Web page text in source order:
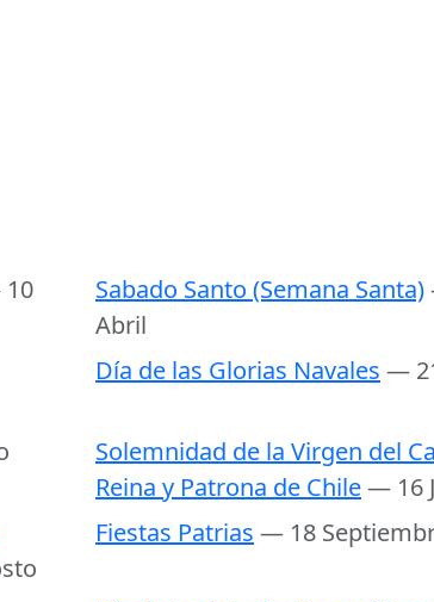
Sabado Santo (Semana Santa)
Abril
Día de las Glorias Navales —
Solemnidad de la Virgen del
Reina y Patrona de Chile— 16
Fiestas Patrias — 18